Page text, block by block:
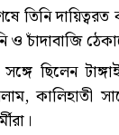
তিনি দায়িত্বরত
ও চাঁদাবাজি
ছিলেন
কালিহাতী